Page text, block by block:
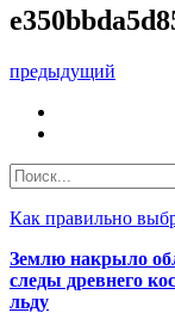
предыдущий
Как правильно
Землю накрыло
следы древнего
льду